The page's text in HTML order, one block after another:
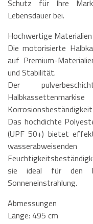
Schutz für Ihre
Lebensdauer bei.
Hochwertige
Die motorisierte
auf Premium-
und Stabilität.
Der
Das hochdichte
(UPF 50+) bietet
sie ideal für den
Sonneneinstrahlung.
Abmessungen
Länge: 495 cm